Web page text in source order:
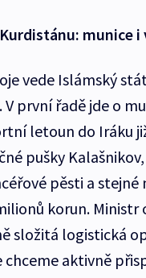
munice
vede Islámský
V první řadě jde o
letoun do Iráku
pušky
pěsti a
korun.
složitá logistická
aktivně